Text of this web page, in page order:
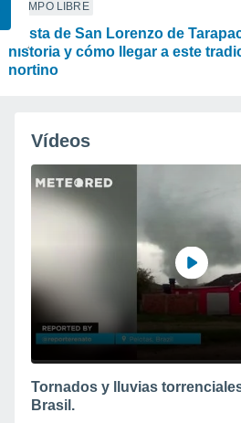
TIEMPO LIBRE
Fiesta de San Lorenzo de
historia y cómo llegar a este
nortino
Vídeos
Tornados y lluvias
Brasil.